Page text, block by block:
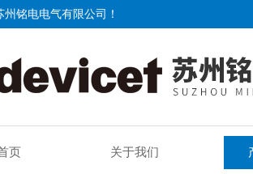
州铭电电气有限公司！
页 关于我们